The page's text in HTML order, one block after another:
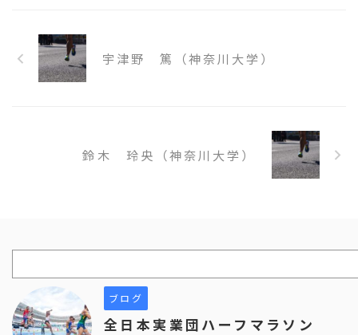
宇津野 篤（神奈川大学）
鈴木 玲央（神奈川大学）
ブログ
全日本実業団ハーフマラソン